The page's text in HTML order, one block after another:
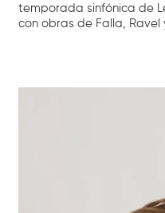
temporada sinfónica de
con obras de Falla, Ravel